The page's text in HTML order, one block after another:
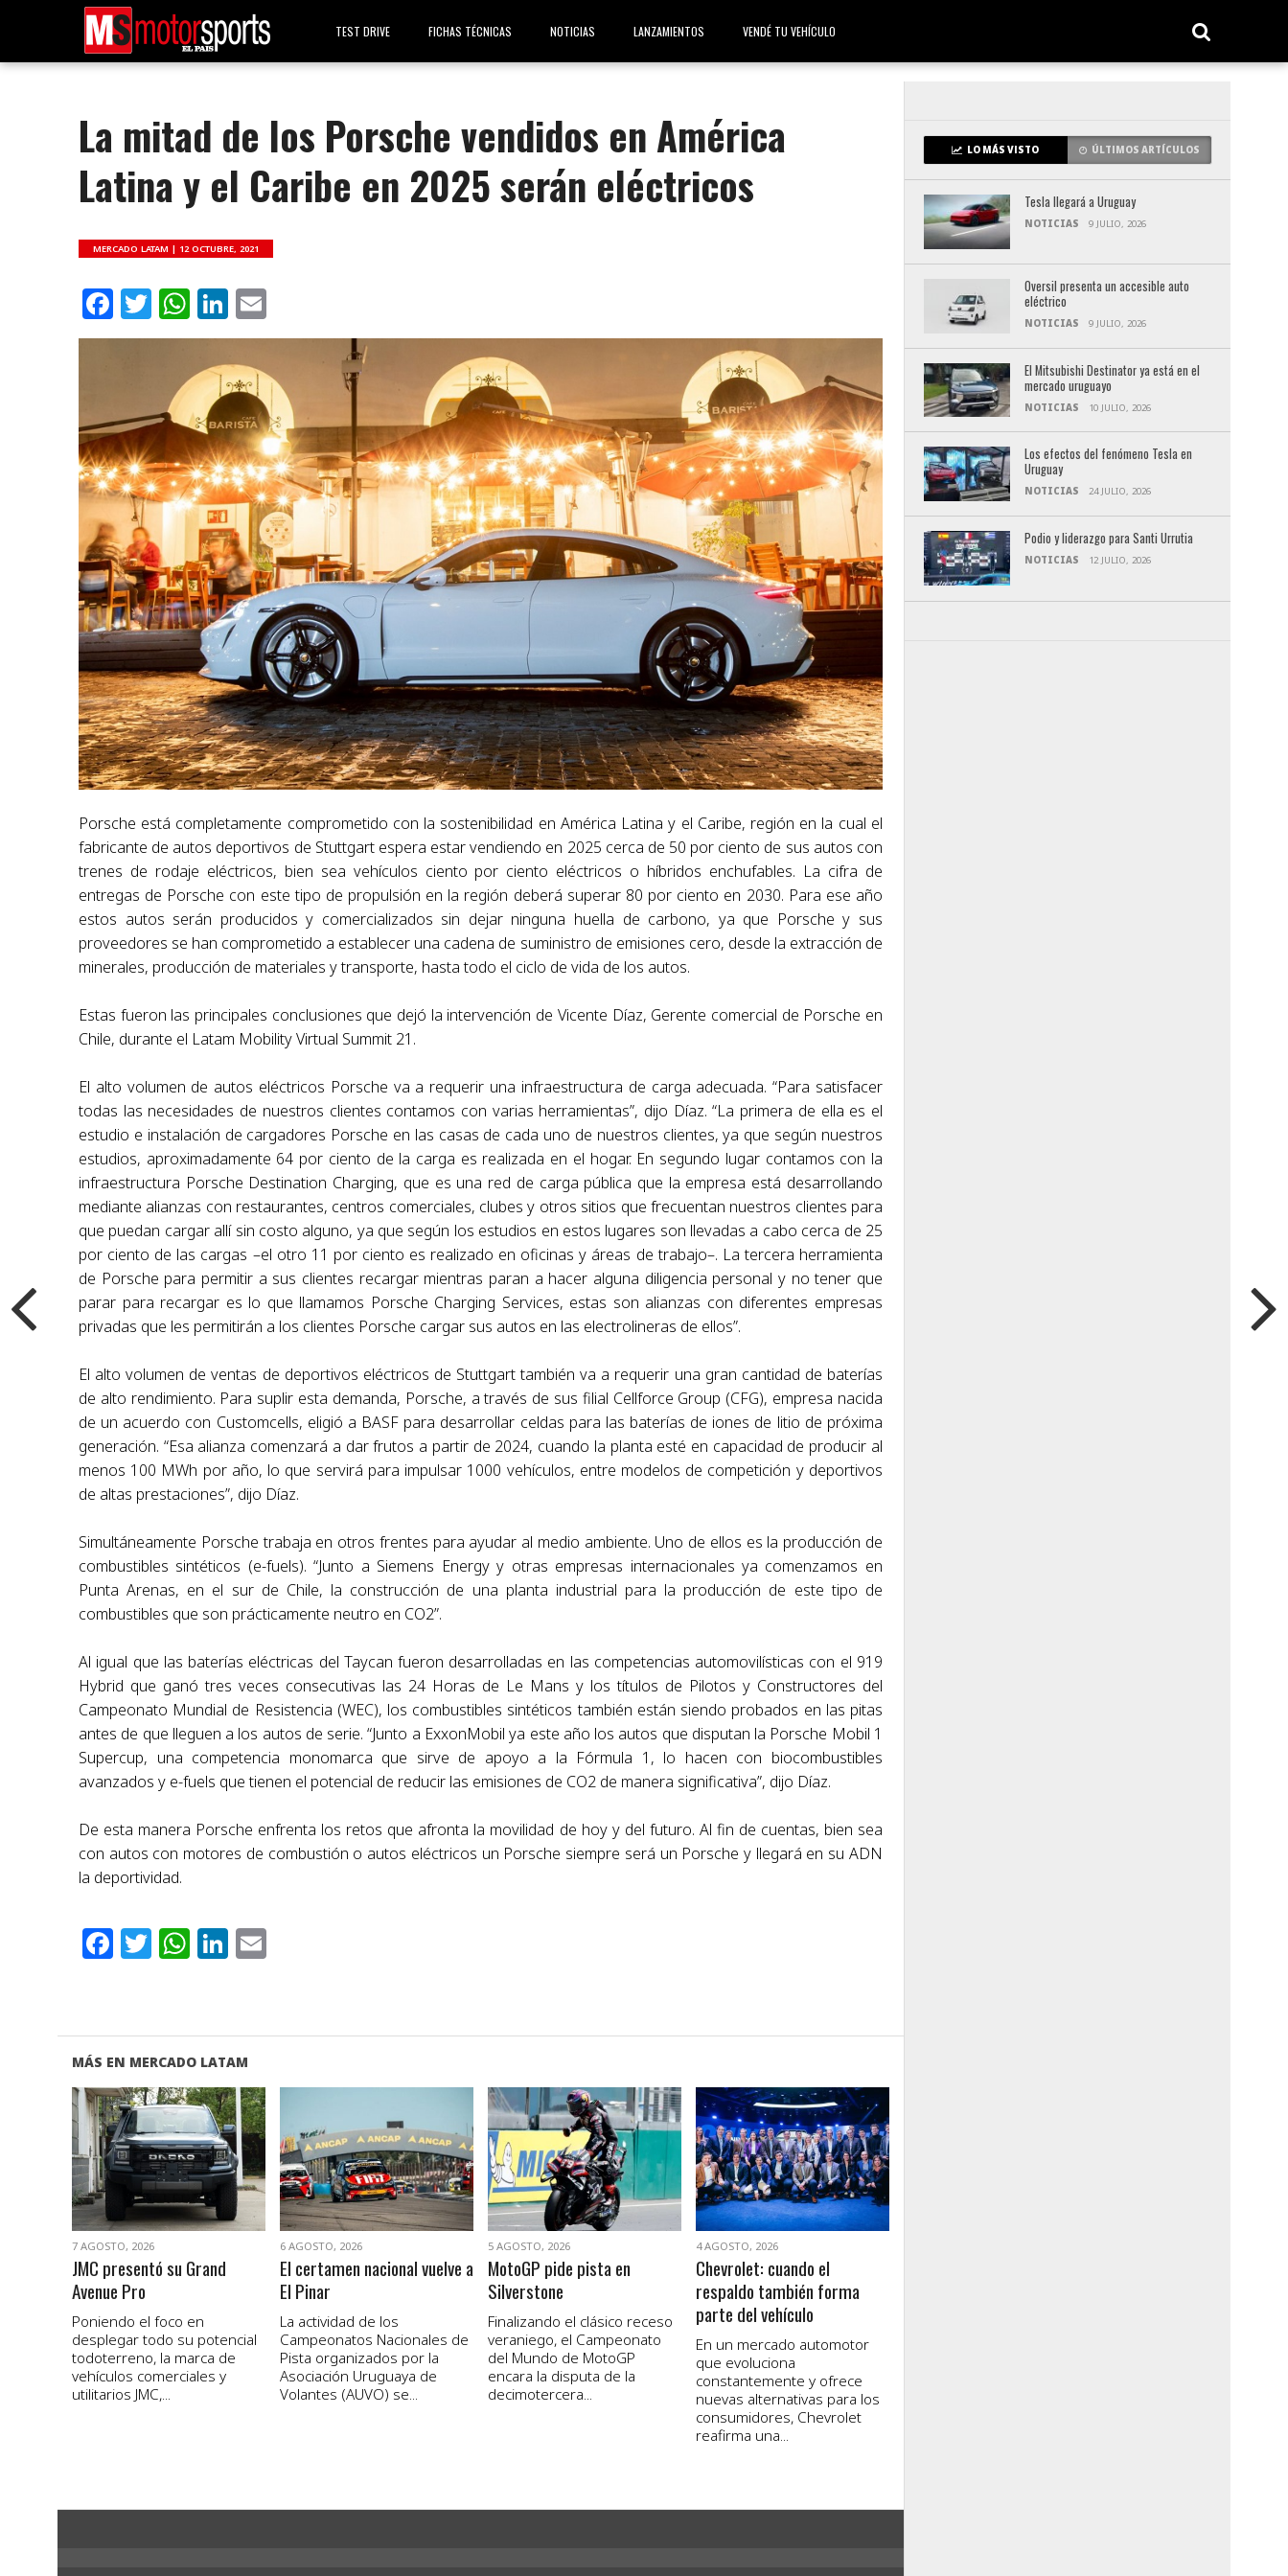
TEST DRIVE FICHAS TÉCNICAS NOTICIAS LANZAMIENTOS VENDÉ TU VEHÍCULO
La mitad de los Porsche vendidos en América
Latina y el Caribe en 2025 serán eléctricos
MERCADO LATAM | 12 OCTUBRE, 2021
Facebook
Twitter
WhatsApp
LinkedIn
Porsche está completamente comprometido con la sostenibilidad en América Latina y el Caribe, región en la cual el
fabricante de autos deportivos de Stuttgart espera estar vendiendo en 2025 cerca de 50 por ciento de sus autos con
trenes de rodaje eléctricos, bien sea vehículos ciento por ciento eléctricos o híbridos enchufables. La cifra de
entregas de Porsche con este tipo de propulsión en la región deberá superar 80 por ciento en 2030. Para ese año
estos autos serán producidos y comercializados sin dejar ninguna huella de carbono, ya que Porsche y sus
proveedores se han comprometido a establecer una cadena de suministro de emisiones cero, desde la extracción de
minerales, producción de materiales y transporte, hasta todo el ciclo de vida de los autos.
Estas fueron las principales conclusiones que dejó la intervención de Vicente Díaz, Gerente comercial de Porsche en
Chile, durante el Latam Mobility Virtual Summit 21.
El alto volumen de autos eléctricos Porsche va a requerir una infraestructura de carga adecuada. “Para satisfacer
todas las necesidades de nuestros clientes contamos con varias herramientas”, dijo Díaz. “La primera de ella es el
estudio e instalación de cargadores Porsche en las casas de cada uno de nuestros clientes, ya que según nuestros
estudios, aproximadamente 64 por ciento de la carga es realizada en el hogar. En segundo lugar contamos con la
infraestructura Porsche Destination Charging, que es una red de carga pública que la empresa está desarrollando
mediante alianzas con restaurantes, centros comerciales, clubes y otros sitios que frecuentan nuestros clientes para
que puedan cargar allí sin costo alguno, ya que según los estudios en estos lugares son llevadas a cabo cerca de 25
por ciento de las cargas –el otro 11 por ciento es realizado en oficinas y áreas de trabajo–. La tercera herramienta
de Porsche para permitir a sus clientes recargar mientras paran a hacer alguna diligencia personal y no tener que
parar para recargar es lo que llamamos Porsche Charging Services, estas son alianzas con diferentes empresas
privadas que les permitirán a los clientes Porsche cargar sus autos en las electrolineras de ellos”.
El alto volumen de ventas de deportivos eléctricos de Stuttgart también va a requerir una gran cantidad de baterías
de alto rendimiento. Para suplir esta demanda, Porsche, a través de sus filial Cellforce Group (CFG), empresa nacida
de un acuerdo con Customcells, eligió a BASF para desarrollar celdas para las baterías de iones de litio de próxima
generación. “Esa alianza comenzará a dar frutos a partir de 2024, cuando la planta esté en capacidad de producir al
menos 100 MWh por año, lo que servirá para impulsar 1000 vehículos, entre modelos de competición y deportivos
de altas prestaciones”, dijo Díaz.
Simultáneamente Porsche trabaja en otros frentes para ayudar al medio ambiente. Uno de ellos es la producción de
combustibles sintéticos (e-fuels). “Junto a Siemens Energy y otras empresas internacionales ya comenzamos en
Punta Arenas, en el sur de Chile, la construcción de una planta industrial para la producción de este tipo de
combustibles que son prácticamente neutro en CO2”.
Al igual que las baterías eléctricas del Taycan fueron desarrolladas en las competencias automovilísticas con el 919
Hybrid que ganó tres veces consecutivas las 24 Horas de Le Mans y los títulos de Pilotos y Constructores del
Campeonato Mundial de Resistencia (WEC), los combustibles sintéticos también están siendo probados en las pitas
antes de que lleguen a los autos de serie. “Junto a ExxonMobil ya este año los autos que disputan la Porsche Mobil 1
Supercup, una competencia monomarca que sirve de apoyo a la Fórmula 1, lo hacen con biocombustibles
avanzados y e-fuels que tienen el potencial de reducir las emisiones de CO2 de manera significativa”, dijo Díaz.
De esta manera Porsche enfrenta los retos que afronta la movilidad de hoy y del futuro. Al fin de cuentas, bien sea
con autos con motores de combustión o autos eléctricos un Porsche siempre será un Porsche y llegará en su ADN
la deportividad.
Facebook
Twitter
WhatsApp
LinkedIn
MÁS EN MERCADO LATAM
VER NOTA
7 AGOSTO, 2026
JMC presentó su Grand
Avenue Pro
Poniendo el foco en
desplegar todo su potencial
todoterreno, la marca de
vehículos comerciales y
utilitarios JMC,...
VER NOTA
6 AGOSTO, 2026
El certamen nacional vuelve a
El Pinar
La actividad de los
Campeonatos Nacionales de
Pista organizados por la
Asociación Uruguaya de
Volantes (AUVO) se...
VER NOTA
5 AGOSTO, 2026
MotoGP pide pista en
Silverstone
Finalizando el clásico receso
veraniego, el Campeonato
del Mundo de MotoGP
encara la disputa de la
decimotercera...
VER NOTA
4 AGOSTO, 2026
Chevrolet: cuando el
respaldo también forma
parte del vehículo
En un mercado automotor
que evoluciona
constantemente y ofrece
nuevas alternativas para los
consumidores, Chevrolet
reafirma una...
LO MÁS VISTO ÚLTIMOS ARTÍCULOS
Tesla llegará a Uruguay
NOTICIAS 9 JULIO, 2026
Oversil presenta un accesible auto
eléctrico
NOTICIAS 9 JULIO, 2026
El Mitsubishi Destinator ya está en el
mercado uruguayo
NOTICIAS 10 JULIO, 2026
Los efectos del fenómeno Tesla en
Uruguay
NOTICIAS 24 JULIO, 2026
Podio y liderazgo para Santi Urrutia
NOTICIAS 12 JULIO, 2026